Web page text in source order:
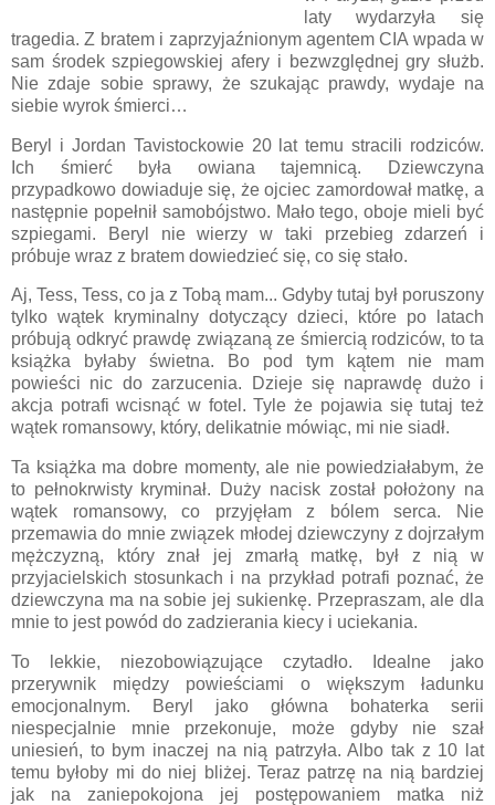
laty wydarzyła się
tragedia. Z bratem i zaprzyjaźnionym agentem CIA wpada w
sam środek szpiegowskiej afery i bezwzględnej gry służb.
Nie zdaje sobie sprawy, że szukając prawdy, wydaje na
siebie wyrok śmierci…
Beryl i Jordan Tavistockowie 20 lat temu stracili rodziców.
Ich śmierć była owiana tajemnicą. Dziewczyna
przypadkowo dowiaduje się, że ojciec zamordował matkę, a
następnie popełnił samobójstwo. Mało tego, oboje mieli być
szpiegami. Beryl nie wierzy w taki przebieg zdarzeń i
próbuje wraz z bratem dowiedzieć się, co się stało.
Aj, Tess, Tess, co ja z Tobą mam... Gdyby tutaj był poruszony
tylko wątek kryminalny dotyczący dzieci, które po latach
próbują odkryć prawdę związaną ze śmiercią rodziców, to ta
książka byłaby świetna. Bo pod tym kątem nie mam
powieści nic do zarzucenia. Dzieje się naprawdę dużo i
akcja potrafi wcisnąć w fotel. Tyle że pojawia się tutaj też
wątek romansowy, który, delikatnie mówiąc, mi nie siadł.
Ta książka ma dobre momenty, ale nie powiedziałabym, że
to pełnokrwisty kryminał. Duży nacisk został położony na
wątek romansowy, co przyjęłam z bólem serca. Nie
przemawia do mnie związek młodej dziewczyny z dojrzałym
mężczyzną, który znał jej zmarłą matkę, był z nią w
przyjacielskich stosunkach i na przykład potrafi poznać, że
dziewczyna ma na sobie jej sukienkę. Przepraszam, ale dla
mnie to jest powód do zadzierania kiecy i uciekania.
To lekkie, niezobowiązujące czytadło. Idealne jako
przerywnik między powieściami o większym ładunku
emocjonalnym. Beryl jako główna bohaterka serii
niespecjalnie mnie przekonuje, może gdyby nie szał
uniesień, to bym inaczej na nią patrzyła. Albo tak z 10 lat
temu byłoby mi do niej bliżej. Teraz patrzę na nią bardziej
jak na zaniepokojona jej postępowaniem matka niż